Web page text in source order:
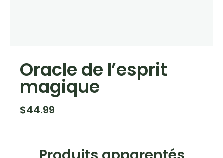
Oracle de l’esprit
magique
$44.99